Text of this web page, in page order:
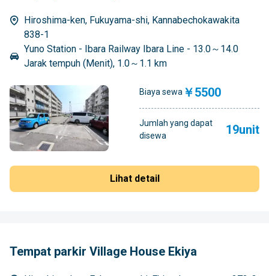
Hiroshima-ken, Fukuyama-shi, Kannabechokawakita
838-1
Yuno Station - Ibara Railway Ibara Line - 13.0～14.0
Jarak tempuh (Menit), 1.0～1.1 km
Biaya sewa ￥5500
Jumlah yang dapat
disewa
19unit
Lihat detail
Tempat parkir Village House Ekiya